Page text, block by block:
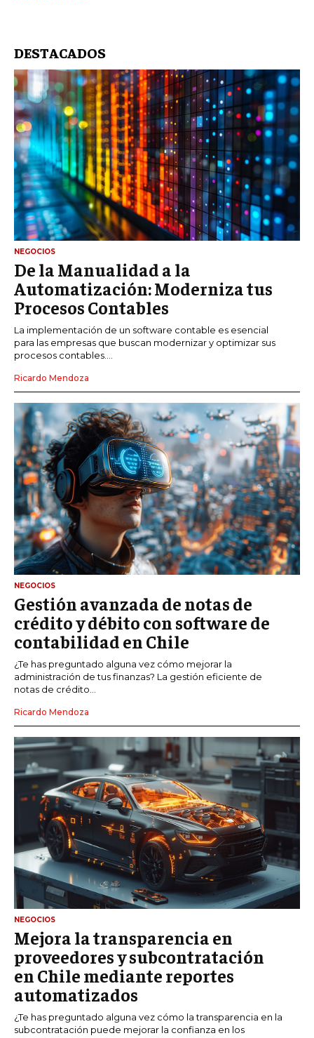
DESTACADOS
NEGOCIOS
De la Manualidad a la
Automatización: Moderniza tus
Procesos Contables
La implementación de un software contable es esencial
para las empresas que buscan modernizar y optimizar sus
procesos contables....
Ricardo Mendoza
NEGOCIOS
Gestión avanzada de notas de
crédito y débito con software de
contabilidad en Chile
¿Te has preguntado alguna vez cómo mejorar la
administración de tus finanzas? La gestión eficiente de
notas de crédito...
Ricardo Mendoza
NEGOCIOS
Mejora la transparencia en
proveedores y subcontratación
en Chile mediante reportes
automatizados
¿Te has preguntado alguna vez cómo la transparencia en la
subcontratación puede mejorar la confianza en los